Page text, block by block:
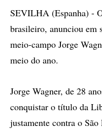
SEVILHA (Espanha) -
brasileiro, anunciou em
meio-campo Jorge
meio do ano.
Jorge Wagner, de 28
conquistar o título da
justamente contra o São